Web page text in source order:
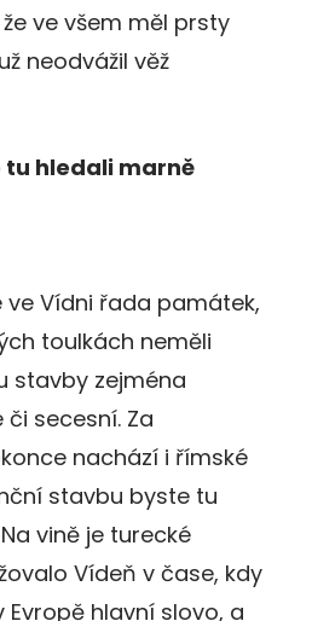
ve všem měl prsty
neodvážil věž
tu hledali marně
ve Vídni řada památek,
toulkách neměli
stavby zejména
secesní. Za
nachází i římské
stavbu byste tu
vině je turecké
Vídeň v čase, kdy
hlavní slovo, a